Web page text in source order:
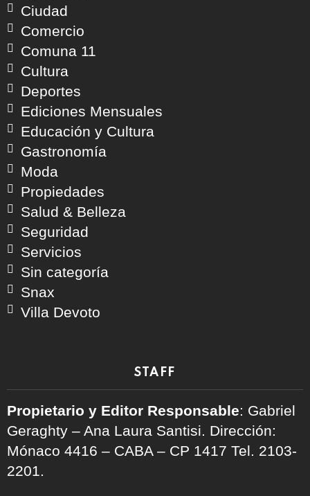
Ciudad
Comercio
Comuna 11
Cultura
Deportes
Ediciones Mensuales
Educación y Cultura
Gastronomía
Moda
Propiedades
Salud & Belleza
Seguridad
Servicios
Sin categoría
Snax
Villa Devoto
STAFF
Propietario y Editor Responsable: Gabriel
Geraghty – Ana Laura Santisi. Dirección:
Mónaco 4416 – CABA – CP 1417 Tel. 2103-
2201.